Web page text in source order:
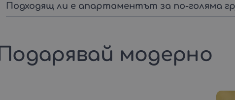
Подходящ ли е апартаментът за по-голяма
Подарявай модерно